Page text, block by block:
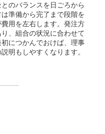
のバランスを日ごろから
準備から完了まで段階を
用を左右します。発注方
、組合の状況に合わせて
につかんでおけば、理事
明もしやすくなります。